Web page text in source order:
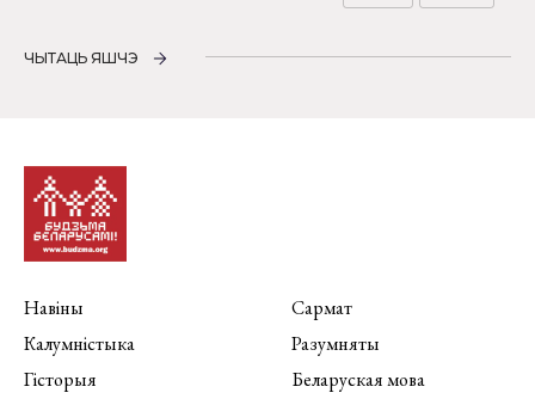
ЧЫТАЦЬ ЯШЧЭ
Навіны
Калумністыка
Гісторыя
Сармат
Разумняты
Беларуская мова